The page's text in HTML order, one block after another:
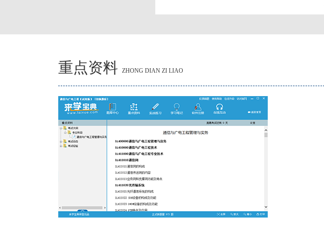
重点资料 ZHONG DIAN ZI LIAO